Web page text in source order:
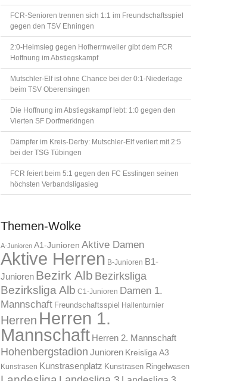
FCR-Senioren trennen sich 1:1 im Freundschaftsspiel
gegen den TSV Ehningen
2:0-Heimsieg gegen Hofherrnweiler gibt dem FCR
Hoffnung im Abstiegskampf
Mutschler-Elf ist ohne Chance bei der 0:1-Niederlage
beim TSV Oberensingen
Die Hoffnung im Abstiegskampf lebt: 1:0 gegen den
Vierten SF Dorfmerkingen
Dämpfer im Kreis-Derby: Mutschler-Elf verliert mit 2:5
bei der TSG Tübingen
FCR feiert beim 5:1 gegen den FC Esslingen seinen
höchsten Verbandsligasieg
Themen-Wolke
A-Junioren A1-Junioren Aktive Damen
Aktive Herren B-Junioren B1-
Junioren Bezirk Alb Bezirksliga
Bezirksliga Alb C1-Junioren Damen 1.
Mannschaft Freundschaftsspiel Hallenturnier
Herren Herren 1.
Mannschaft Herren 2. Mannschaft
Hohenbergstadion Junioren Kreisliga A3
Kunstrasen Kunstrasenplatz Kunstrasen Ringelwasen